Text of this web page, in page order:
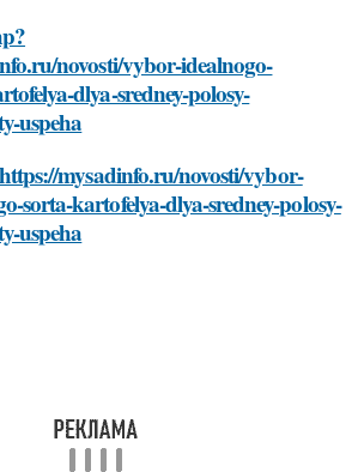
novosti/vybor-idealnogo-
dlya-sredney-polosy-
uspeha
mysadinfo.ru/novosti/vybor-
sorta-kartofelya-dlya-sredney-polosy-
uspeha